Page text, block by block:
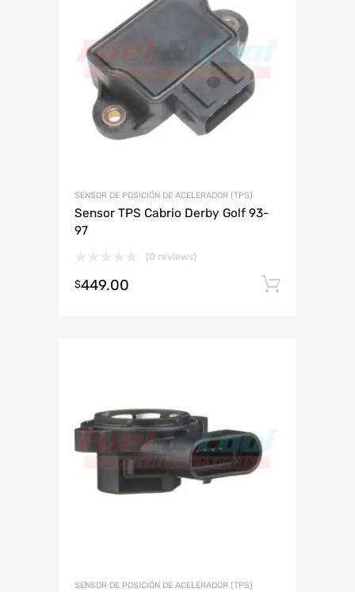
SENSOR DE POSICIÓN DE ACELERADOR (TPS)
Sensor TPS Cabrio Derby Golf 93-
97
(0 reviews)
$449.00
SENSOR DE POSICIÓN DE ACELERADOR (TPS)